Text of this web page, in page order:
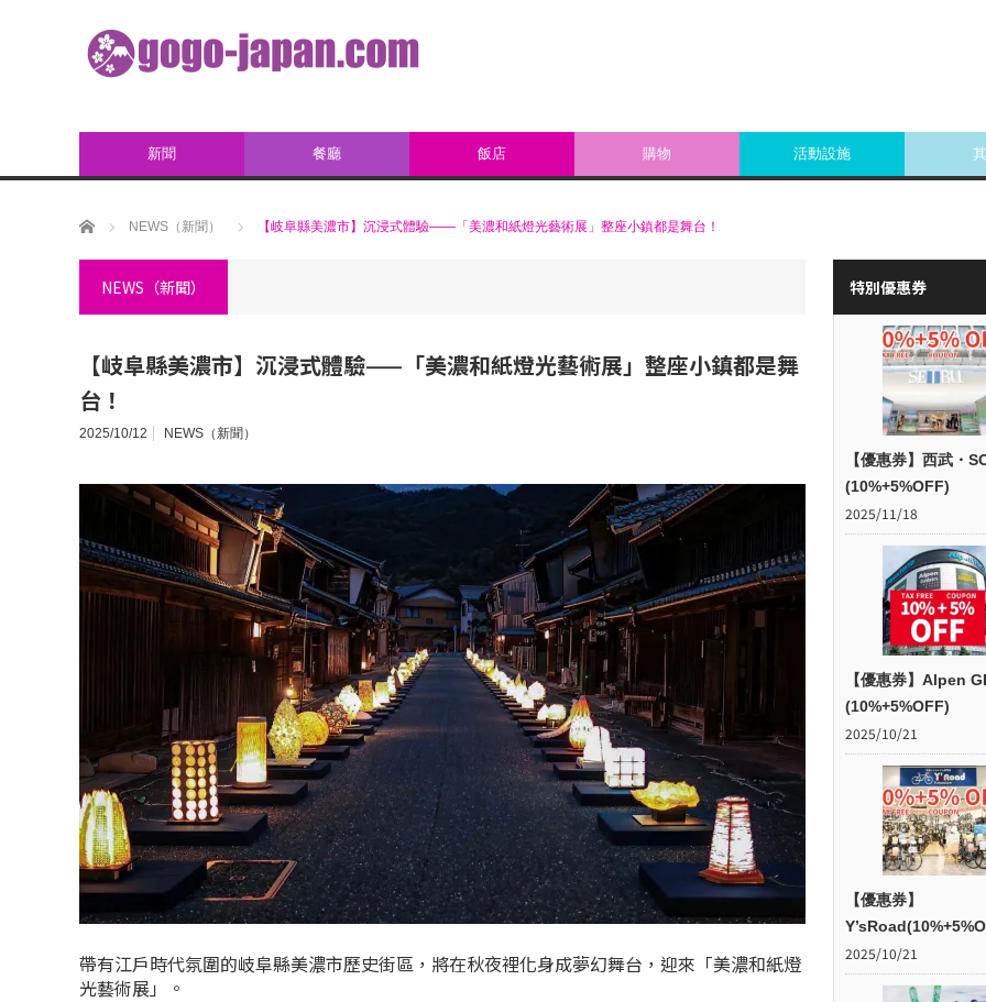
新聞 餐廳 飯店 購物 活動設施
ホーム NEWS（新聞） 【岐阜縣美濃市】沉浸式體驗——「美濃和紙燈光藝術展」整座小鎮都是舞台！
NEWS（新聞）
【岐阜縣美濃市】沉浸式體驗——「美濃和紙燈光藝術展」整座小鎮都是舞
台！
2025/10/12 NEWS（新聞）
帶有江戶時代氛圍的岐阜縣美濃市歷史街區，將在秋夜裡化身成夢幻舞台，迎來「美濃和紙燈
光藝術展」。
特別優惠券
【優惠券】西武・
(10%+5%OFF)
2025/11/18
【優惠券】Alpen
(10%+5%OFF)
2025/10/21
【優惠券】
2025/10/21